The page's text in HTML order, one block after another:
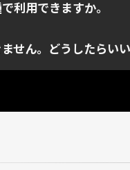
利用できますか。
せん。どうしたらい